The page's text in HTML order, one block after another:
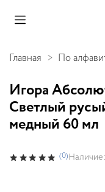
Главная По
Игора
Светлый
медный 60 мл
(0)Наличие: